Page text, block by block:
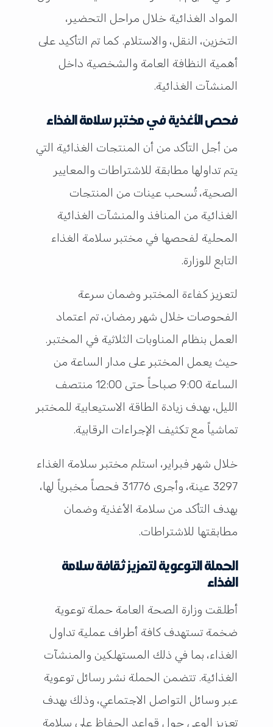
المواد الغذائية خلال مراحل التحضير،
التخزين، النقل، والاستلام. كما تم التأكيد على
أهمية النظافة العامة والشخصية داخل
المنشآت الغذائية.
فحص الأغذية في مختبر سلامة الغذاء
من أجل التأكد من أن المنتجات الغذائية التي
يتم تداولها مطابقة للاشتراطات والمعايير
الصحية، تُسحب عينات من المنتجات
الغذائية من المنافذ والمنشآت الغذائية
المحلية لفحصها في مختبر سلامة الغذاء
التابع للوزارة.
لتعزيز كفاءة المختبر وضمان سرعة
الفحوصات خلال شهر رمضان، تم اعتماد
العمل بنظام المناوبات الثلاثية في المختبر.
حيث يعمل المختبر على مدار الساعة من
الساعة 9:00 صباحاً حتى 12:00 منتصف
الليل، بهدف زيادة الطاقة الاستيعابية للمختبر
تماشياً مع تكثيف الإجراءات الرقابية.
خلال شهر فبراير، استلم مختبر سلامة الغذاء
3297 عينة، وأجرى 31776 فحصاً مخبرياً لها،
بهدف التأكد من سلامة الأغذية وضمان
مطابقتها للاشتراطات.
الحملة التوعوية لتعزيز ثقافة سلامة
الغذاء
أطلقت وزارة الصحة العامة حملة توعوية
ضخمة تستهدف كافة أطراف عملية تداول
الغذاء، بما في ذلك المستهلكين والمنشآت
الغذائية. تتضمن الحملة نشر رسائل توعوية
عبر وسائل التواصل الاجتماعي، وذلك بهدف
تعزيز الوعي حول قواعد الحفاظ على سلامة